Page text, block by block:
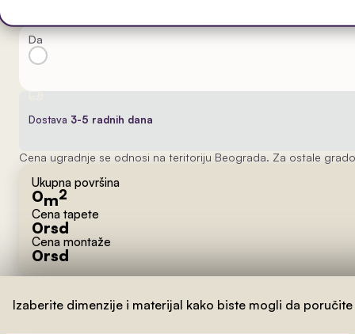
Da
Dostava 3-5 radnih dana
Cena ugradnje se odnosi na teritoriju Beograda. Za ostale
Ukupna površina
0m2
Cena tapete
0rsd
Cena montaže
0rsd
Izaberite dimenzije i materijal kako biste mogli da